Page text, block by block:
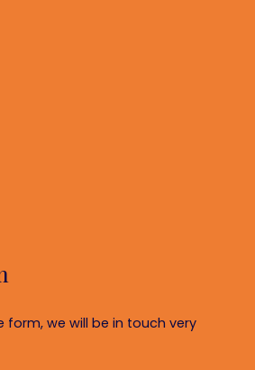
form, we will be in touch very